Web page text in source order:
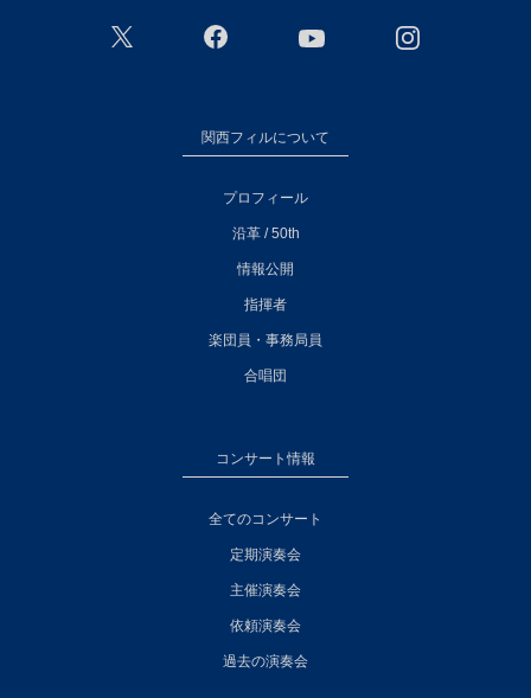
関西フィルについて
プロフィール
沿革 / 50th
情報公開
指揮者
楽団員・事務局員
合唱団
コンサート情報
全てのコンサート
定期演奏会
主催演奏会
依頼演奏会
過去の演奏会